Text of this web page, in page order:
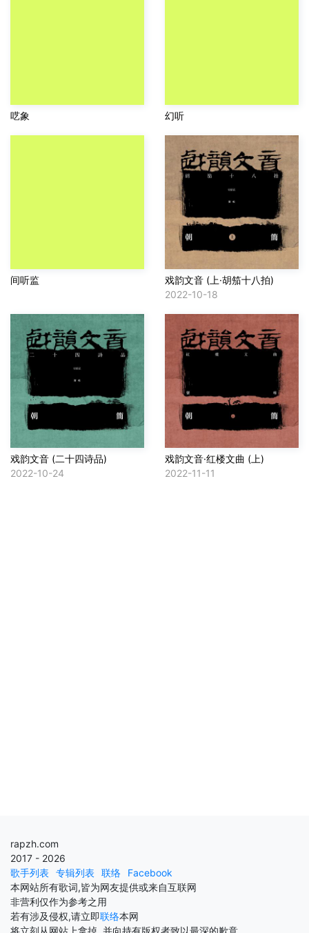
呓象 幻听
间听监
戏韵文音 (上·胡笳十八拍)
2022-10-18
戏韵文音 (二十四诗品)
2022-10-24
戏韵文音·红楼文曲 (上)
2022-11-11
rapzh.com
2017 - 2026
歌手列表 专辑列表 联络
Facebook
本网站所有歌词,皆为网友提供或来自互联网
非营利仅作为参考之用
若有涉及侵权,请立即联络本网
将立刻从网站上拿掉, 并向持有版权者致以最深的歉意